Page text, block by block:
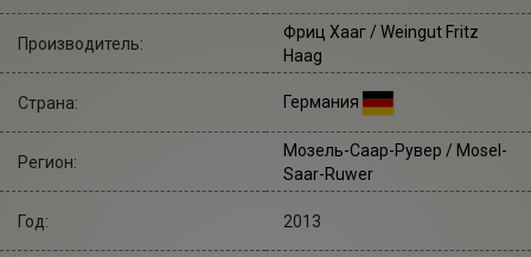
Производитель:
Фриц Хааг / Weingut Fritz
Haag
Страна: Германия
Регион:
Мозель-Саар-Рувер / Mosel-
Saar-Ruwer
Год: 2013